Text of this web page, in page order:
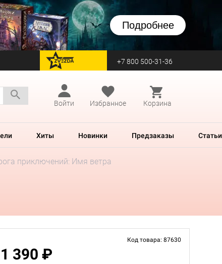
Подробнее
перейти на Zvezda +7 800 500-31-36
Войти
Избранное Корзина
Хиты Новинки Предзаказы Статьи
приключений: Имя ветра
Код товара: 87630
1 390 ₽